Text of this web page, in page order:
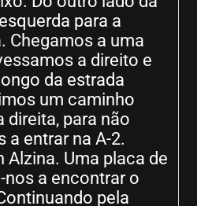
para a
Chegamos a uma
a direito e
da estrada
um caminho
direita, para não
a entrar na A-2.
Alzina. Uma placa de
a encontrar o
pela